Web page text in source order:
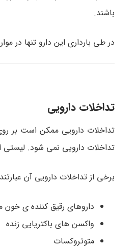
باشند.
در طی بارداری این دارو تنها در
تداخلات دارویی
تداخلات دارویی ممکن است بر
تداخلات دارویی نمی شود. لیستی
برخی از تداخلات دارویی آن
داروهای رقیق کننده ی خون
واکسن های باکتریایی زنده
متوتروکسات